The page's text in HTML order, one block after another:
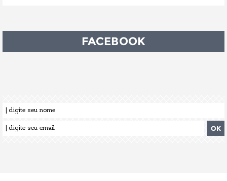
FACEBOOK